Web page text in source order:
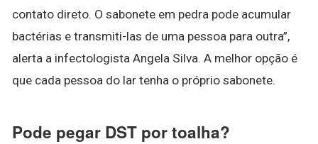
contato direto. O sabonete em pedra pode acumular
bactérias e transmiti-las de uma pessoa para outra”,
alerta a infectologista Angela Silva. A melhor opção é
que cada pessoa do lar tenha o próprio sabonete.
Pode pegar DST por toalha?